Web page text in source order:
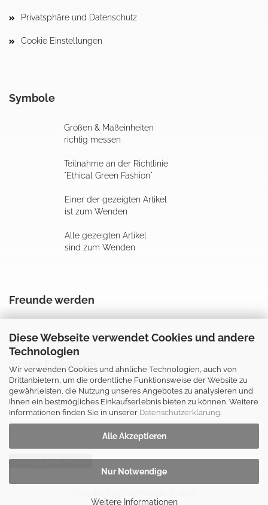
Diese Webseite verwendet Cookies und andere
Technologien
Wir verwenden Cookies und ähnliche Technologien, auch von
Drittanbietern, um die ordentliche Funktionsweise der Website zu
gewährleisten, die Nutzung unseres Angebotes zu analysieren und
Ihnen ein bestmögliches Einkaufserlebnis bieten zu können. Weitere
Informationen finden Sie in unserer Datenschutzerklärung.
Alle Akzeptieren
Nur Notwendige
Weitere Informationen
Privatsphäre und Datenschutz
Cookie Einstellungen
Symbole
Größen & Maßeinheiten
richtig messen
Teilnahme an der Richtlinie
"Ethical Green Fashion"
Einer der gezeigten Artikel
ist zum Wenden
Alle gezeigten Artikel
sind zum Wenden
Freunde werden
Sicher Einkaufen
Vertrag widerrufen